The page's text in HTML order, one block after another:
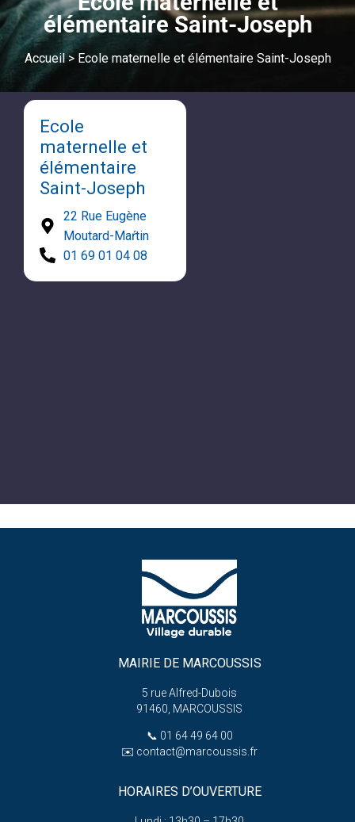
élémentaire Saint-Joseph
Accueil> Ecole maternelle et élémentaire Saint-Joseph
Ecole
maternelle et
élémentaire
Saint-Joseph
22 Rue Eugène
Moutard-Maŕtin
01 69 01 04 08
MAIRIE DE MARCOUSSIS
5 rue Alfred-Dubois
91460, MARCOUSSIS
📞 01 64 49 64 00
✉️ contact@marcoussis.fr
HORAIRES D’OUVERTURE